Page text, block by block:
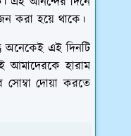
করা হয়ে থাকে।
অনেকেই এই দিনটি
আমাদেরকে হারাম
দোয়া করতে